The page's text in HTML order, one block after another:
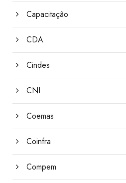
Capacitação
CDA
Cindes
CNI
Coemas
Coinfra
Compem